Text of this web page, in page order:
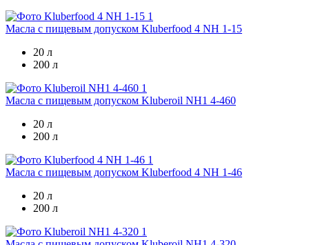
Масла с пищевым допуском Kluberfood 4 NH 1-15
20 л
200 л
Масла с пищевым допуском Kluberoil NH1 4-460
20 л
200 л
Масла с пищевым допуском Kluberfood 4 NH 1-46
20 л
200 л